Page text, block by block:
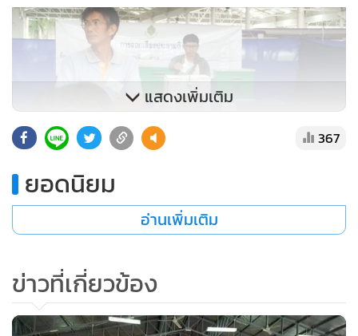
แสดงเพิ่มเติม
367
ยอดนิยม
อ่านเพิ่มเติม
ข่าวที่เกี่ยวข้อง